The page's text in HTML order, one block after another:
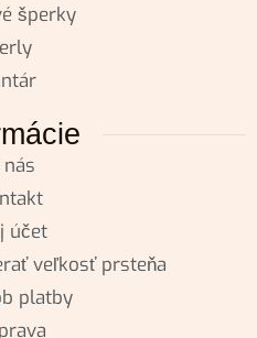
šperky
nás
účet
veľkosť prsteňa
platby